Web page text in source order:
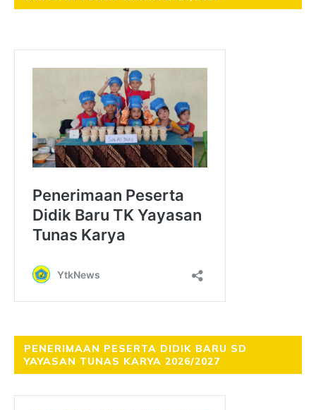
PENERIMAAN PESERTA DIDIK BARU SD
YAYASAN TUNAS KARYA 2026/2027